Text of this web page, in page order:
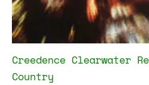
Creedence Clearwater
Country